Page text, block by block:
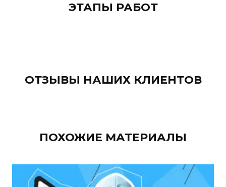
ЭТАПЫ РАБОТ
ОТЗЫВЫ НАШИХ КЛИЕНТОВ
ПОХОЖИЕ МАТЕРИАЛЫ